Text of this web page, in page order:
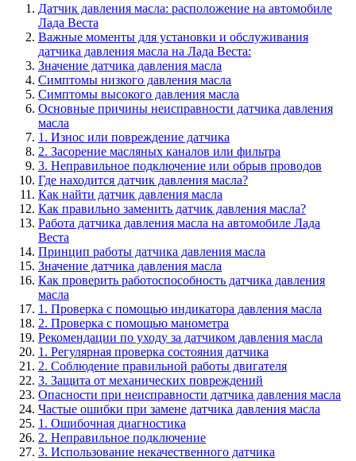
Датчик давления масла: расположение на автомобиле
Лада Веста
Важные моменты для установки и обслуживания
датчика давления масла на Лада Веста:
Значение датчика давления масла
Симптомы низкого давления масла
Симптомы высокого давления масла
Основные причины неисправности датчика давления
масла
1. Износ или повреждение датчика
2. Засорение масляных каналов или фильтра
3. Неправильное подключение или обрыв проводов
Где находится датчик давления масла?
Как найти датчик давления масла
Как правильно заменить датчик давления масла?
Работа датчика давления масла на автомобиле Лада
Веста
Принцип работы датчика давления масла
Значение датчика давления масла
Как проверить работоспособность датчика давления
масла
1. Проверка с помощью индикатора давления масла
2. Проверка с помощью манометра
Рекомендации по уходу за датчиком давления масла
1. Регулярная проверка состояния датчика
2. Соблюдение правильной работы двигателя
3. Защита от механических повреждений
Опасности при неисправности датчика давления масла
Частые ошибки при замене датчика давления масла
1. Ошибочная диагностика
2. Неправильное подключение
3. Использование некачественного датчика